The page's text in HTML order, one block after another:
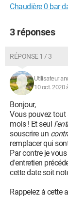
Chaudière 0 bar
3 réponses
RÉPONSE 1 / 3
Utilisateur
10 oct. 2020
Bonjour,
Vous pouvez tout
mois ! Et seul
souscrire un
remplacer qui
Par contre je
d'entretien
cette date soit
Rappelez à cette